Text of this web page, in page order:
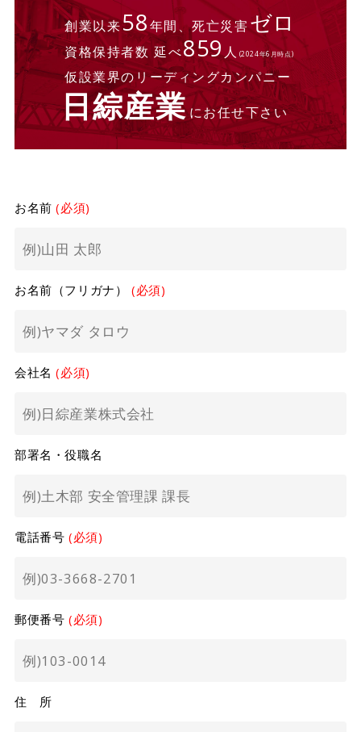
創業以来58年間、死亡災害ゼロ
資格保持者数 延べ859人 (2024年6月時点)
仮設業界のリーディングカンパニー
日綜産業にお任せ下さい
お名前(必須)
お名前（フリガナ） (必須)
会社名(必須)
部署名・役職名
電話番号 (必須)
郵便番号 (必須)
住 所